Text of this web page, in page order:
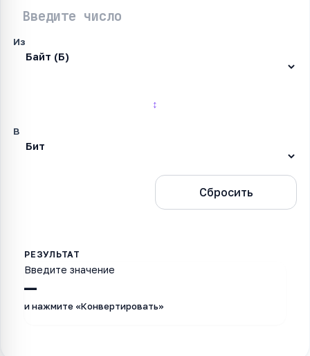
Из
↕
В
Сбросить
—
Введите значение
и нажмите «Конвертировать»